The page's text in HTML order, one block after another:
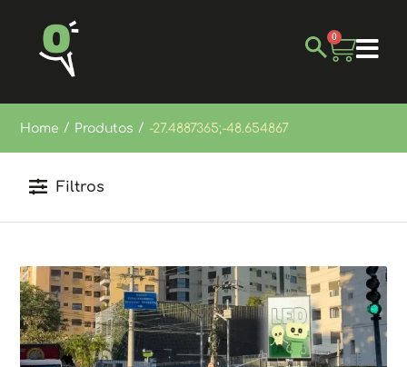
0
Home / Produtos / -27.4887365;-48.654867
Filtros